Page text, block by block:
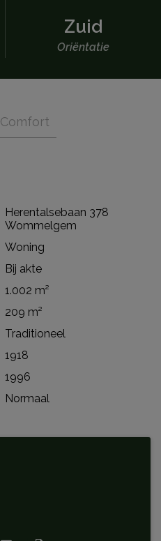
Zuid
Oriëntatie
Comfort
Herentalsebaan 378
Wommelgem
Woning
Bij akte
1.002 m²
209 m²
Traditioneel
1918
1996
Normaal